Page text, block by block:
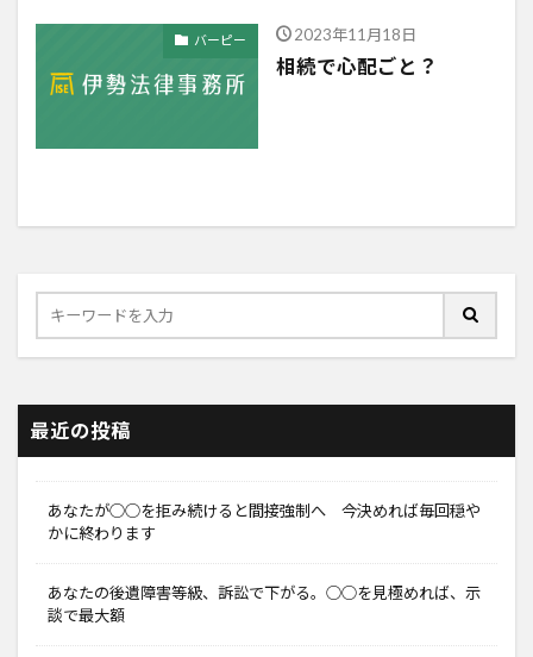
バーピー 2023年11月18日
相続で心配ごと？
最近の投稿
あなたが○○を拒み続けると間接強制へ 今決めれば毎回穏や
かに終わります
あなたの後遺障害等級、訴訟で下がる。○○を見極めれば、示
談で最大額